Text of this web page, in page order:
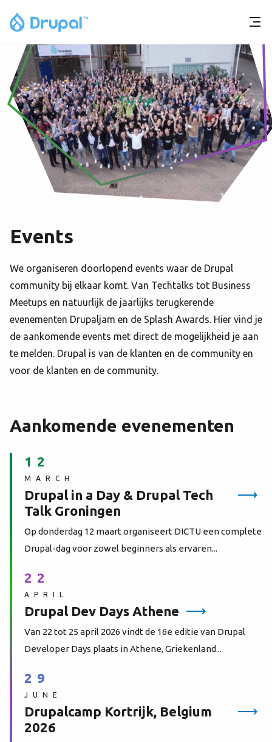
Events
We organiseren doorlopend events waar de Drupal
community bij elkaar komt. Van Techtalks tot Business
Meetups en natuurlijk de jaarlijks terugkerende
evenementen Drupaljam en de Splash Awards. Hier vind je
de aankomende events met direct de mogelijkheid je aan
te melden. Drupal is van de klanten en de community en
voor de klanten en de community.
Aankomende evenementen
12
MARCH
Drupal in a Day & Drupal Tech
Talk Groningen
Op donderdag 12 maart organiseert DICTU een complete
Drupal-dag voor zowel beginners als ervaren...
22
APRIL
Drupal Dev Days Athene
Van 22 tot 25 april 2026 vindt de 16e editie van Drupal
Developer Days plaats in Athene, Griekenland...
29
JUNE
Drupalcamp Kortrijk, Belgium
2026